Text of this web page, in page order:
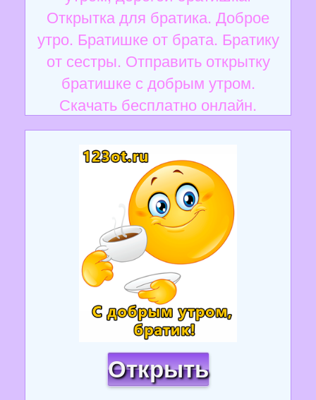
Открытка для братика. Доброе
утро. Братишке от брата. Братику
от сестры. Отправить открытку
братишке с добрым утром.
Скачать бесплатно онлайн.
Открыть